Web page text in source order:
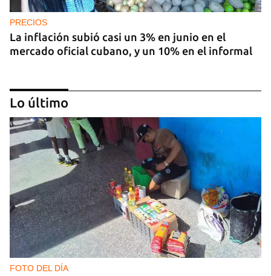
PRECIOS
La inflación subió casi un 3% en junio en el
mercado oficial cubano, y un 10% en el informal
ECONOMÍA
Las reformas son una oportunidad para los
inversores que ya están en Cuba, pero no para los
nuevos
Lo último
FOTO DEL DÍA